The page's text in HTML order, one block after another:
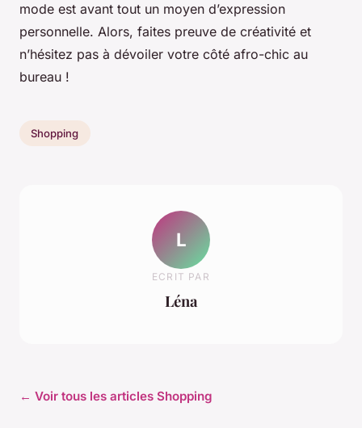
mode est avant tout un moyen d’expression
personnelle. Alors, faites preuve de créativité et
n’hésitez pas à dévoiler votre côté afro-chic au
bureau !
Shopping
L
ECRIT PAR
Léna
← Voir tous les articles Shopping